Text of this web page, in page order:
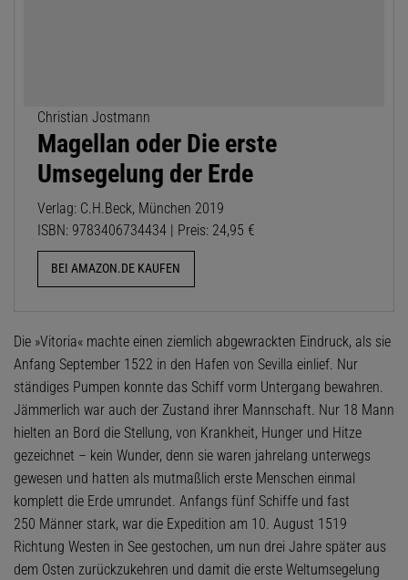
Christian Jostmann
Magellan oder Die erste
Umsegelung der Erde
Verlag: C.H.Beck, München 2019
ISBN: 9783406734434 | Preis: 24,95 €
BEI AMAZON.DE KAUFEN
Die »Vitoria« machte einen ziemlich abgewrackten Eindruck, als sie
Anfang September 1522 in den Hafen von Sevilla einlief. Nur
ständiges Pumpen konnte das Schiff vorm Untergang bewahren.
Jämmerlich war auch der Zustand ihrer Mannschaft. Nur 18 Mann
hielten an Bord die Stellung, von Krankheit, Hunger und Hitze
gezeichnet – kein Wunder, denn sie waren jahrelang unterwegs
gewesen und hatten als mutmaßlich erste Menschen einmal
komplett die Erde umrundet. Anfangs fünf Schiffe und fast
250 Männer stark, war die Expedition am 10. August 1519
Richtung Westen in See gestochen, um nun drei Jahre später aus
dem Osten zurückzukehren und damit die erste Weltumsegelung